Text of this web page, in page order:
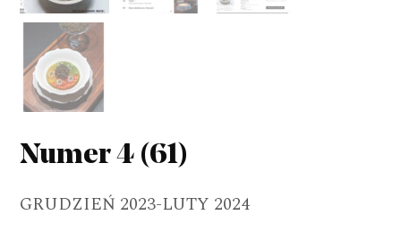
Numer 4 (61)
GRUDZIEŃ 2023-LUTY 2024